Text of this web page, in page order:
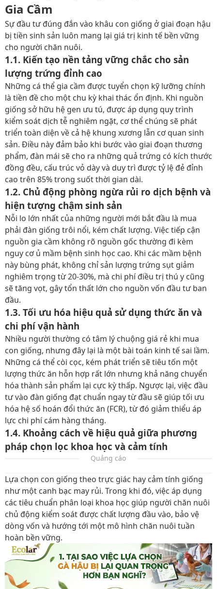
Gia Cầm
Sự đầu tư đúng đắn vào khâu con giống ởgiai đoạn hậu
bị tiền sinh sản luôn mang lại giá trị kinh tế bền vững
cho người chăn nuôi.
1.1. Kiến tạo nền tảng vững chắc cho sản
lượng trứng đỉnh cao
Những cá thể gia cầm được tuyển chọn kỹ lưỡng chính
là tiền đề cho một chu kỳ khai thác ổn định. Khi nguồn
giống sở hữu hệ gen ưu tú, được áp dụng quy trình
kiểm soát dịch tễ nghiêm ngặt, cơ thể chúng sẽ phát
triển toàn diện về cả hệ khung xương lẫn cơ quan sinh
sản. Điều này đảm bảo khi bước vào giai đoạn thương
phẩm, đàn mái sẽ cho ra những quả trứng có kích thước
đồng đều, cấu trúc vỏ dày và duy trì được tỷ lệ đẻ đỉnh
cao trên 85% trong suốt thời gian dài.
1.2. Chủ động phòng ngừa rủi ro dịch bệnh và
hiện tượng chậm sinh sản
Nỗi lo lớn nhất của những người mới bắt đầu là mua
phải đàn giống trôi nổi, kém chất lượng. Việc tiếp cận
nguồn gia cầm không rõ nguồn gốc thường đi kèm
nguy cơ ủ mầm bệnh sinh học cao. Khi các mầm bệnh
này bùng phát, không chỉ sản lượng trứng sụt giảm
nghiêm trọng từ 20-30%, mà chi phí điều trị thú y cũng
sẽ tăng vọt, gây tổn thất lớn cho nguồn vốn đầu tư ban
đầu.
1.3. Tối ưu hóa hiệu quả sử dụng thức ăn và
chi phí vận hành
Nhiều người thường có tâm lý chuộng giá rẻ khi mua
con giống, nhưng đây lại là một bài toán kinh tế sai lầm.
Những cá thể còi cọc, kém phát triển sẽ tiêu tốn một
lượng thức ăn hỗn hợp rất lớn nhưng khả năng chuyển
hóa thành sản phẩm lại cực kỳ thấp. Ngược lại, việc đầu
tư vào đàn giống đạt chuẩn ngay từ đầu sẽ giúp tối ưu
hóa hệ số hoán đổi thức ăn (FCR), từ đó giảm thiểu áp
lực chi phí cám hàng tháng.
1.4. Khoảng cách về hiệu quả giữa phương
pháp chọn lọc khoa học và cảm tính
Quảng cáo
Lựa chọn con giống theo trực giác hay cảm tính giống
như một canh bạc may rủi. Trong khi đó, việc áp dụng
các tiêu chuẩn phân loại khoa học giúp người chăn nuôi
chủ động kiểm soát được chất lượng đầu vào, bảo vệ
dòng vốn và hướng tới một mô hình chăn nuôi tuần
hoàn bền vững.